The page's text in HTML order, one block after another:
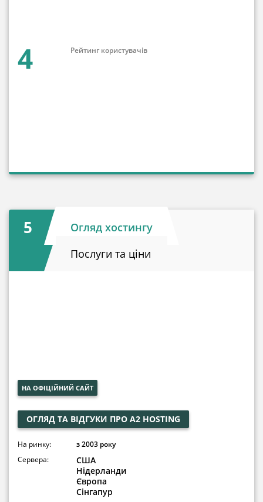
4 Рейтинг користувачів
5
Огляд хостингу
Послуги та ціни
НА ОФІЦІЙНИЙ САЙТ
ОГЛЯД ТА ВІДГУКИ ПРО A2 HOSTING
На ринку:
з 2003 року
Сервера:
США
Нідерланди
Європа
Сінгапур